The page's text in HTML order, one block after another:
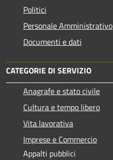
Politici
Personale Amministrativo
Documenti e dati
CATEGORIE DI SERVIZIO
Anagrafe e stato civile
Cultura e tempo libero
Vita lavorativa
Imprese e Commercio
Appalti pubblici